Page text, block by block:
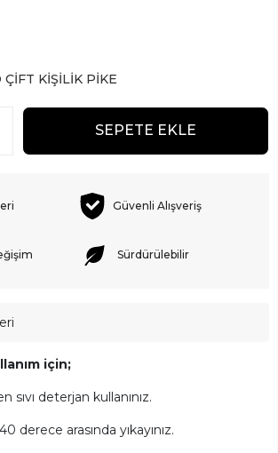
ÇİFT KİŞİLİK PİKE
SEPETE EKLE
Güvenli Alışveriş
Sürdürülebilir
için;
sıvı deterjan kullanınız.
derece arasında yıkayınız.